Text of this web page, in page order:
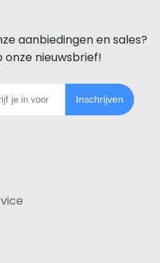
aanbiedingen en sales?
onze nieuwsbrief!
Inschrijven